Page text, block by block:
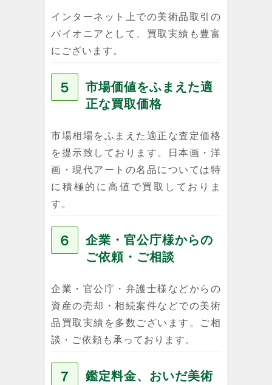
インターネット上での美術品取引の
パイオニアとして、買取実績も豊富
にございます。
５
市場価値をふまえた適
正な買取価格
市場相場をふまえた適正な査定価格
を提示致しております。日本画・洋
画・現代アートの名品については特
に積極的に高値で買取しておりま
す。
６
企業・官公庁様からの
ご依頼・ご相談
企業・官公庁・弁護士様などからの
資産の売却・相続案件などでの美術
品買取実績を多数ございます。ご相
談・ご依頼も承っております。
７
鑑定料金、おいだ美術